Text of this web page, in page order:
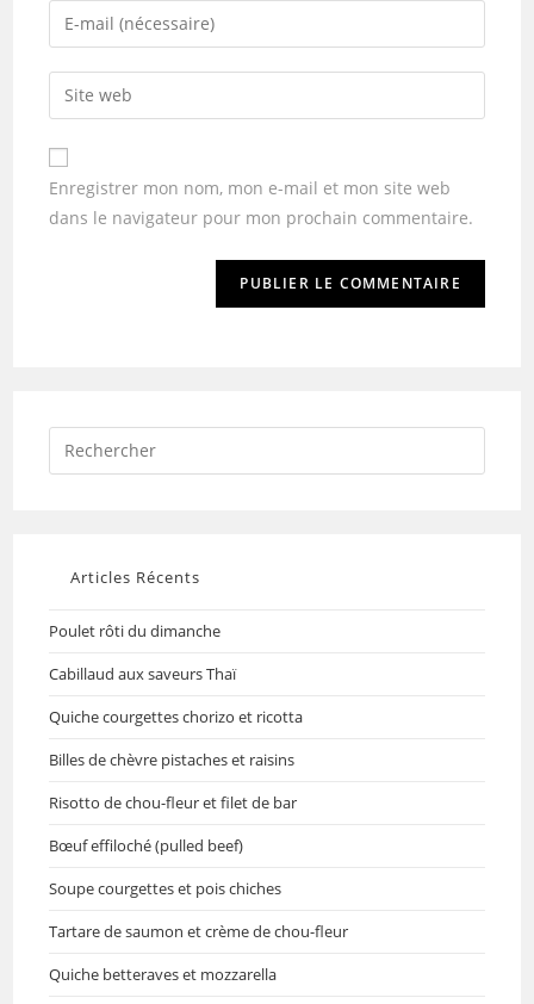
Enregistrer mon nom, mon e-mail et mon site web
dans le navigateur pour mon prochain commentaire.
Articles Récents
Poulet rôti du dimanche
Cabillaud aux saveurs Thaï
Quiche courgettes chorizo et ricotta
Billes de chèvre pistaches et raisins
Risotto de chou-fleur et filet de bar
Bœuf effiloché (pulled beef)
Soupe courgettes et pois chiches
Tartare de saumon et crème de chou-fleur
Quiche betteraves et mozzarella